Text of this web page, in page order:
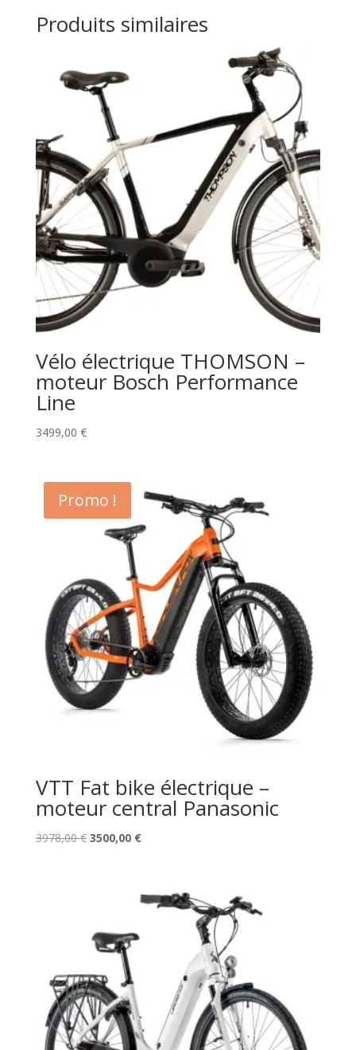
Produits similaires
Vélo électrique THOMSON –
moteur Bosch Performance
Line
3499,00 €
Promo !
VTT Fat bike électrique –
moteur central Panasonic
3978,00€ Le
3500,00 €Le
est :
3500,00 €.